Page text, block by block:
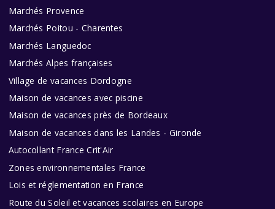
Marchés Provence
Marchés Poitou - Charentes
Marchés Languedoc
Marchés Alpes françaises
Village de vacances Dordogne
Maison de vacances avec piscine
Maison de vacances près de Bordeaux
Maison de vacances dans les Landes - Gironde
Autocollant France Crit'Air
Zones environnementales France
Lois et réglementation en France
Route du Soleil et vacances scolaires en Europe